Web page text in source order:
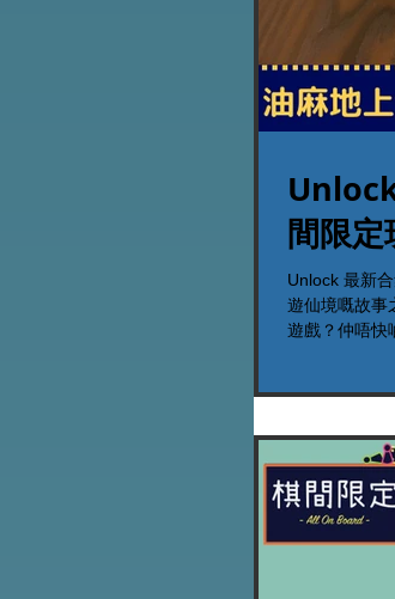
間限定
Unlock 最新合集
遊仙境嘅故事之外，仲
遊戲？仲唔快